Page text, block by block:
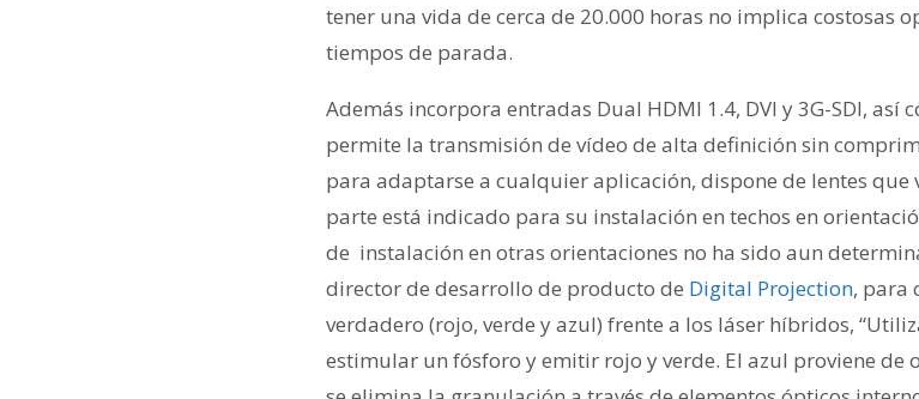
tener una vida de cerca de 20.000 horas no implica costosas
tiempos de parada.
Además incorpora entradas Dual HDMI 1.4, DVI y 3G-SDI, así
permite la transmisión de vídeo de alta definición sin
para adaptarse a cualquier aplicación, dispone de lentes que
parte está indicado para su instalación en techos en
de instalación en otras orientaciones no ha sido aun
director de desarrollo de producto de Digital Projection, para
verdadero (rojo, verde y azul) frente a los láser híbridos,
estimular un fósforo y emitir rojo y verde. El azul proviene de